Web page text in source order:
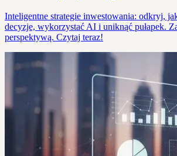
Inteligentne strategie inwestowania: odkryj,
decyzje, wykorzystać AI i uniknąć pułapek.
perspektywą. Czytaj teraz!